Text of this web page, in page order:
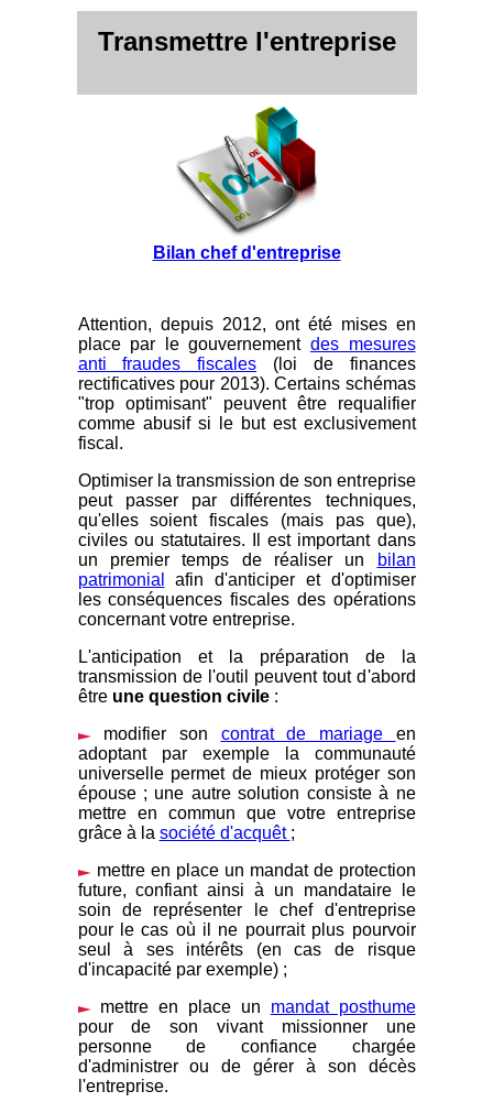
Transmettre l'entreprise
Bilan chef d'entreprise
Attention, depuis 2012, ont été mises en
place par le gouvernement des mesures
anti fraudes fiscales (loi de finances
rectificatives pour 2013). Certains schémas
"trop optimisant" peuvent être requalifier
comme abusif si le but est exclusivement
fiscal.
Optimiser la transmission de son entreprise
peut passer par différentes techniques,
qu'elles soient fiscales (mais pas que),
civiles ou statutaires. Il est important dans
un premier temps de réaliser un
bilan
patrimonial
afin d'anticiper et d'optimiser
les conséquences fiscales des opérations
concernant votre entreprise.
L'anticipation et la préparation de la
transmission de l'outil peuvent tout d'abord
être une question civile:
modifier son contrat de mariage en
adoptant par exemple la communauté
universelle permet de mieux protéger son
épouse ; une autre solution consiste à ne
mettre en commun que votre entreprise
grâce à la société d'acquêt ;
mettre en place un mandat de protection
future, confiant ainsi à un mandataire le
soin de représenter le chef d'entreprise
pour le cas où il ne pourrait plus pourvoir
seul à ses intérêts (en cas de risque
d'incapacité par exemple) ;
mettre en place un mandat posthume
pour de son vivant missionner une
personne de confiance chargée
d'administrer ou de gérer à son décès
l'entreprise.